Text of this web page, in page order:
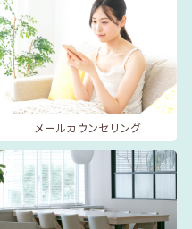
メールカウンセリング